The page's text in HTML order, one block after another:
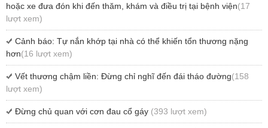
hoặc xe đưa đón khi đến thăm, khám và điều trị tại bệnh viện(17
lượt xem)
Cảnh báo: Tự nắn khớp tại nhà có thể khiến tổn thương nặng
hơn(16 lượt xem)
Vết thương chậm liền: Đừng chỉ nghĩ đến đái tháo đường(158
lượt xem)
Đừng chủ quan với cơn đau cổ gáy (393 lượt xem)